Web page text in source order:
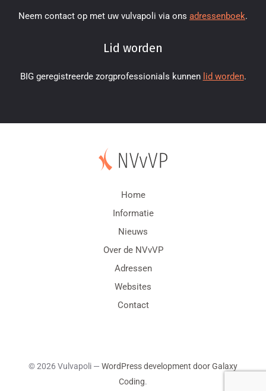
Neem contact op met uw vulvapoli via ons adressenboek.
Lid worden
BIG geregistreerde zorgprofessionials kunnen lid worden.
Home
Informatie
Nieuws
Over de NVvVP
Adressen
Websites
Contact
© 2026 Vulvapoli — WordPress development door Galaxy
Coding.